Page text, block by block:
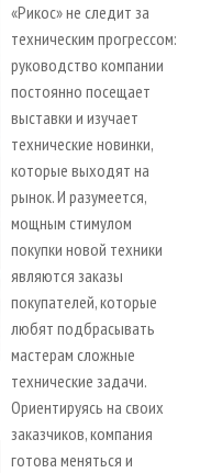
«Рикос» не следит за
техническим прогрессом:
руководство компании
постоянно посещает
выставки и изучает
технические новинки,
которые выходят на
рынок. И разумеется,
мощным стимулом
покупки новой техники
являются заказы
покупателей, которые
любят подбрасывать
мастерам сложные
технические задачи.
Ориентируясь на своих
заказчиков, компания
готова меняться и